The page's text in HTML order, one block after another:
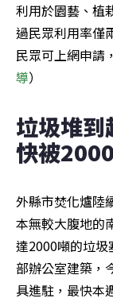
利用於園藝、植
過民眾利用率僅
民眾可上網申請
導）
垃圾堆
快被
外縣市焚化爐陸
本無較大腹地的
達2000噸的垃
部辦公室建築，
具進駐，最快本